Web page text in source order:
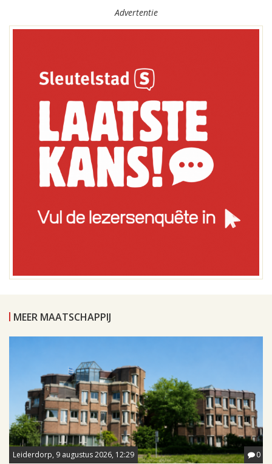
Advertentie
MEER MAATSCHAPPIJ
Leiderdorp, 9 augustus 2026, 12:29 0